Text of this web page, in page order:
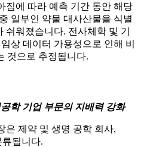
짐에 따라 예측 기간 동안 해당
일부인 약물 대사산물을 식별
워졌습니다. 전사체학 및 기
상 데이터 가용성으로 인해 비
것으로 추정됩니다.
학 기업 부문의 지배력 강화
은 제약 및 생명 공학 회사,
됩니다.